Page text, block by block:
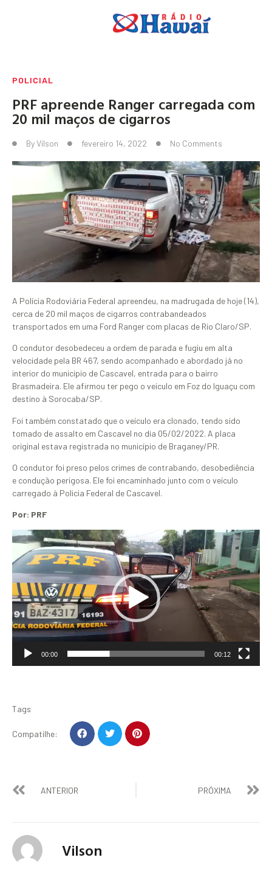
POLICIAL
PRF apreende Ranger carregada com
20 mil maços de cigarros
ByVilson fevereiro 14, 2022 No Comments
A Polícia Rodoviária Federal apreendeu, na madrugada de hoje (14),
cerca de 20 mil maços de cigarros contrabandeados
transportados em uma Ford Ranger com placas de Rio Claro/SP.
O condutor desobedeceu a ordem de parada e fugiu em alta
velocidade pela BR 467, sendo acompanhado e abordado já no
interior do municipio de Cascavel, entrada para o bairro
Brasmadeira. Ele afirmou ter pego o veículo em Foz do Iguaçu com
destino à Sorocaba/SP.
Foi também constatado que o veículo era clonado, tendo sido
tomado de assalto em Cascavel no dia 05/02/2022. A placa
original estava registrada no município de Braganey/PR.
O condutor foi preso pelos crimes de contrabando, desobediência
e condução perigosa. Ele foi encaminhado junto com o veículo
carregado à Policia Federal de Cascavel.
Por: PRF
Tocador
vídeo
00:00 00:12
Tags
Compatilhe:
ANTERIOR PRÓXIMA
Vilson